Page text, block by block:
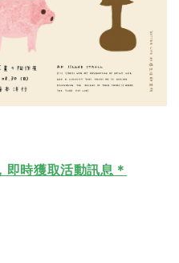
即時獲取活動訊息＊